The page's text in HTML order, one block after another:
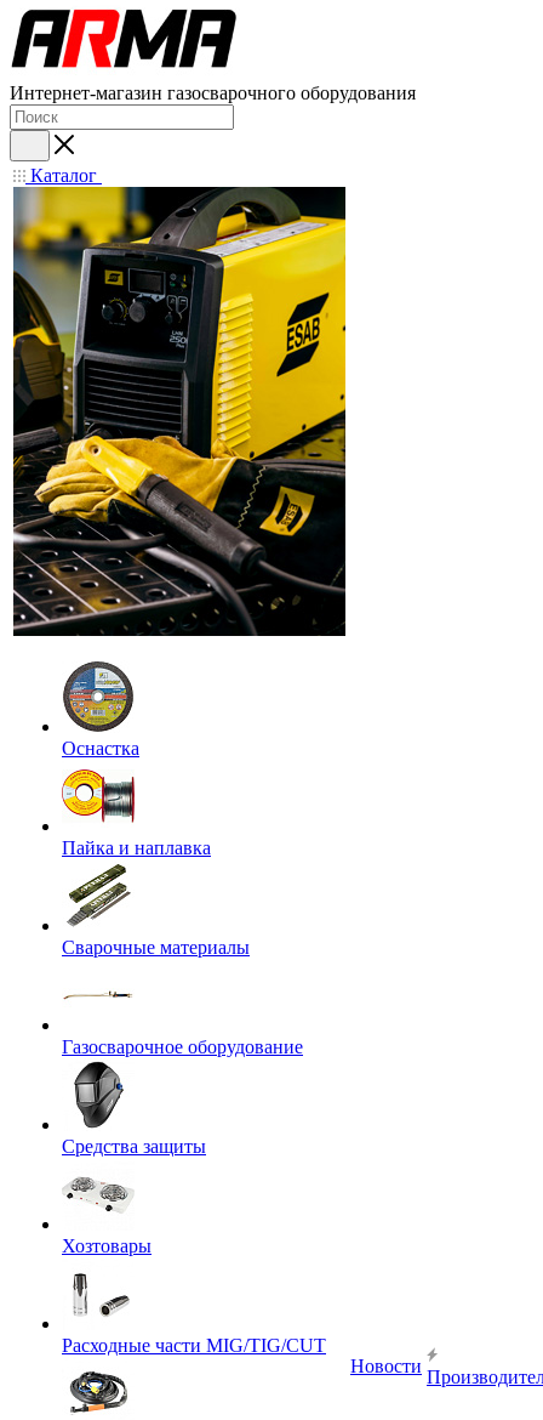
Интернет-магазин газосварочного оборудования
Каталог
Оснастка
Пайка и наплавка
Сварочные материалы
Газосварочное оборудование
Средства защиты
Хозтовары
Расходные части MIG/TIG/CUT
Новости